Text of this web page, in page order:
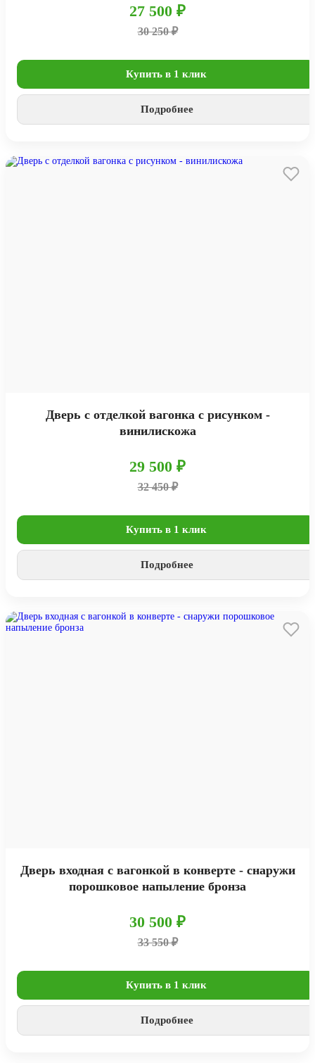
27 500 ₽
30 250 ₽
Купить в 1 клик
Подробнее
Дверь с отделкой вагонка с рисунком -
винилискожа
29 500 ₽
32 450 ₽
Купить в 1 клик
Подробнее
Дверь входная с вагонкой в конверте - снаружи
порошковое напыление бронза
30 500 ₽
33 550 ₽
Купить в 1 клик
Подробнее